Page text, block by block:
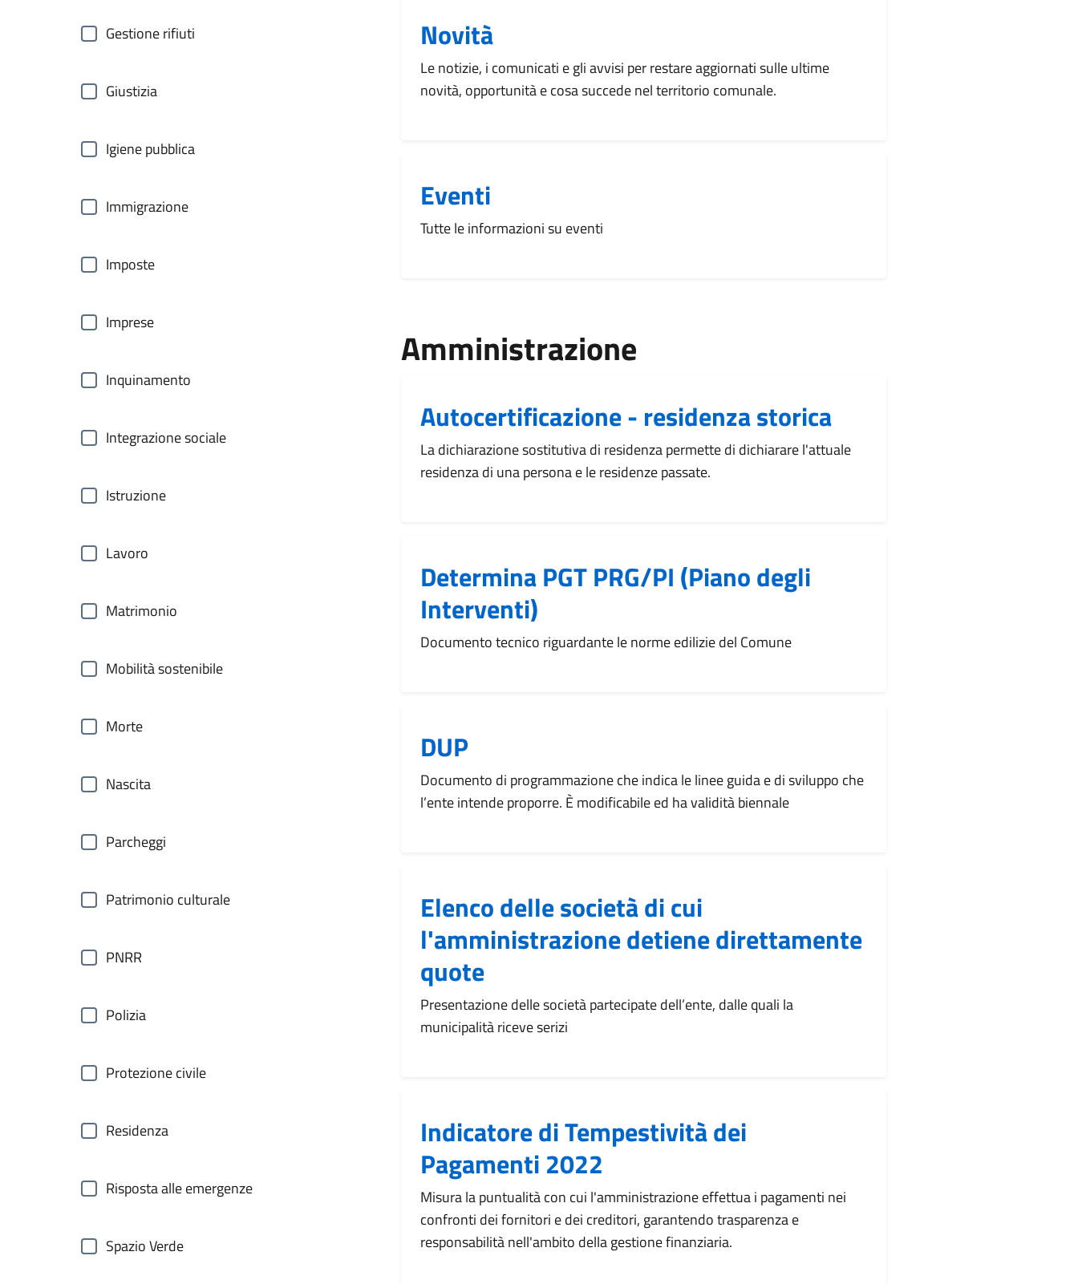
Gestione rifiuti
Giustizia
Igiene pubblica
Immigrazione
Imposte
Imprese
Inquinamento
Integrazione sociale
Istruzione
Lavoro
Matrimonio
Mobilità sostenibile
Morte
Nascita
Parcheggi
Patrimonio culturale
PNRR
Polizia
Protezione civile
Residenza
Risposta alle emergenze
Spazio Verde
Novità
Le notizie, i comunicati e gli avvisi per restare aggiornati sulle ultime
novità, opportunità e cosa succede nel territorio comunale.
Eventi
Tutte le informazioni su eventi
Amministrazione
Autocertificazione - residenza storica
La dichiarazione sostitutiva di residenza permette di dichiarare l'attuale
residenza di una persona e le residenze passate.
Determina PGT PRG/PI (Piano degli
Interventi)
Documento tecnico riguardante le norme edilizie del Comune
DUP
Documento di programmazione che indica le linee guida e di sviluppo che
l’ente intende proporre. È modificabile ed ha validità biennale
Elenco delle società di cui
l'amministrazione detiene direttamente
quote
Presentazione delle società partecipate dell’ente, dalle quali la
municipalità riceve serizi
Indicatore di Tempestività dei
Pagamenti 2022
Misura la puntualità con cui l'amministrazione effettua i pagamenti nei
confronti dei fornitori e dei creditori, garantendo trasparenza e
responsabilità nell'ambito della gestione finanziaria.